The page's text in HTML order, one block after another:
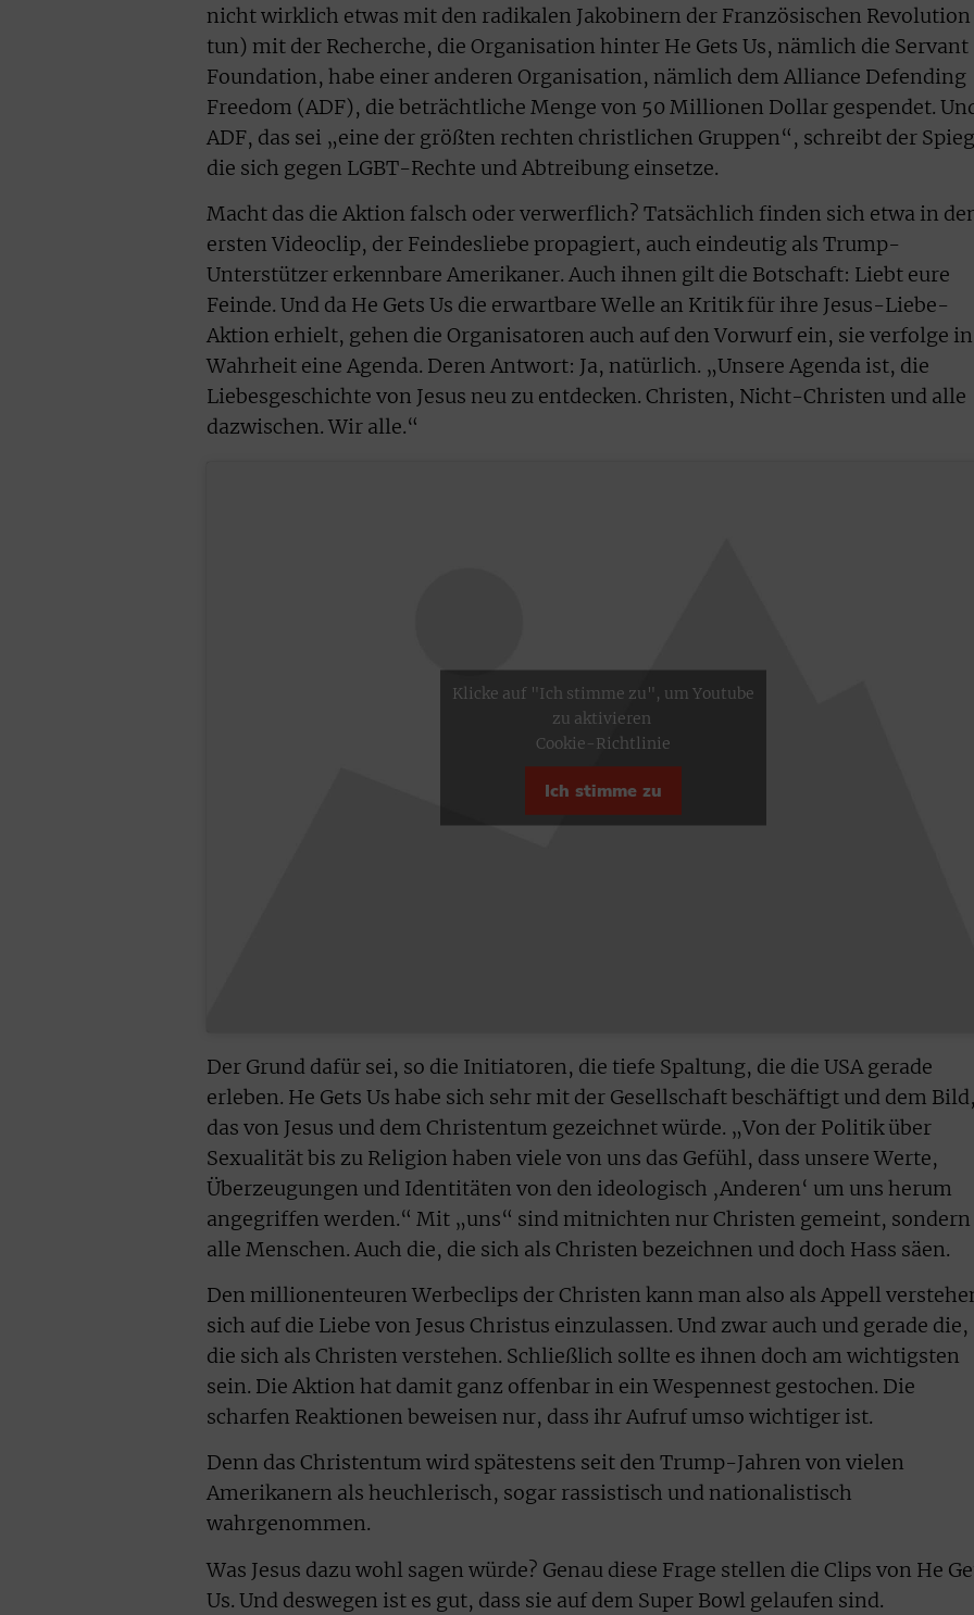
nicht wirklich etwas mit den radikalen Jakobinern der Französischen Revolution
tun) mit der Recherche, die Organisation hinter He Gets Us, nämlich die Servant
Foundation, habe einer anderen Organisation, nämlich dem Alliance Defending
Freedom (ADF), die beträchtliche Menge von 50 Millionen Dollar gespendet.
ADF, das sei „eine der größten rechten christlichen Gruppen“, schreibt der
die sich gegen LGBT-Rechte und Abtreibung einsetze.
Macht das die Aktion falsch oder verwerflich? Tatsächlich finden sich etwa in
ersten Videoclip, der Feindesliebe propagiert, auch eindeutig als Trump-
Unterstützer erkennbare Amerikaner. Auch ihnen gilt die Botschaft: Liebt eure
Feinde. Und da He Gets Us die erwartbare Welle an Kritik für ihre Jesus-Liebe-
Aktion erhielt, gehen die Organisatoren auch auf den Vorwurf ein, sie verfolge in
Wahrheit eine Agenda. Deren Antwort: Ja, natürlich. „Unsere Agenda ist, die
Liebesgeschichte von Jesus neu zu entdecken. Christen, Nicht-Christen und alle
dazwischen. Wir alle.“
Klicke auf "Ich stimme zu", um Youtube
zu aktivieren
Cookie-Richtlinie
Ich stimme zu
Der Grund dafür sei, so die Initiatoren, die tiefe Spaltung, die die USA gerade
erleben. He Gets Us habe sich sehr mit der Gesellschaft beschäftigt und dem
das von Jesus und dem Christentum gezeichnet würde. „Von der Politik über
Sexualität bis zu Religion haben viele von uns das Gefühl, dass unsere Werte,
Überzeugungen und Identitäten von den ideologisch ‚Anderen‘ um uns herum
angegriffen werden.“ Mit „uns“ sind mitnichten nur Christen gemeint, sondern
alle Menschen. Auch die, die sich als Christen bezeichnen und doch Hass säen.
Den millionenteuren Werbeclips der Christen kann man also als Appell
sich auf die Liebe von Jesus Christus einzulassen. Und zwar auch und gerade die,
die sich als Christen verstehen. Schließlich sollte es ihnen doch am wichtigsten
sein. Die Aktion hat damit ganz offenbar in ein Wespennest gestochen. Die
scharfen Reaktionen beweisen nur, dass ihr Aufruf umso wichtiger ist.
Denn das Christentum wird spätestens seit den Trump-Jahren von vielen
Amerikanern als heuchlerisch, sogar rassistisch und nationalistisch
wahrgenommen.
Was Jesus dazu wohl sagen würde? Genau diese Frage stellen die Clips von He
Us. Und deswegen ist es gut, dass sie auf dem Super Bowl gelaufen sind.